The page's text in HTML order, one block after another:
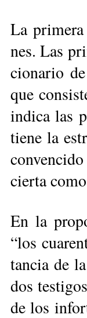
La
nes. Las
cio­na­rio
que
in­di­ca las
tie­ne la
cier­ta
En la
“los
tan­cia de
dos
de los